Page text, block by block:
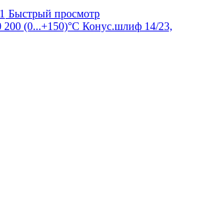
Быстрый просмотр
(0...+150)°С Конус.шлиф 14/23,